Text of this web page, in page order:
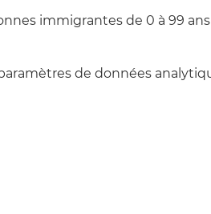
immigrantes de 0 à 99
de données